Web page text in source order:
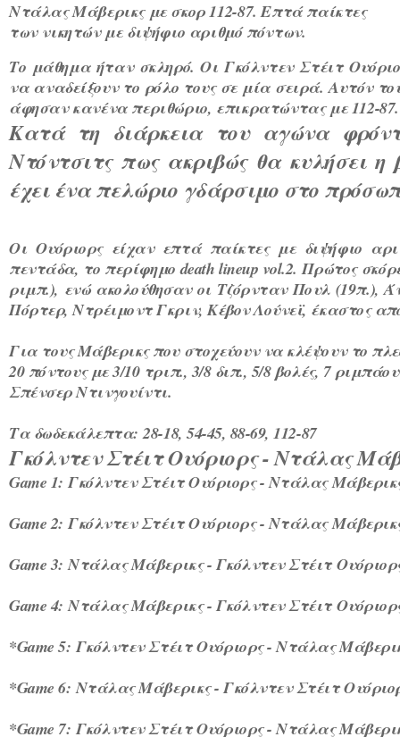
Ντάλας Μάβερικς με σκορ 112-87. Επτά παίκτες
των νικητών με διψήφιο αριθμό πόντων.
Το μάθημα ήταν σκληρό. Οι Γκόλντεν Στέιτ
να αναδείξουν το ρόλο τους σε μία σειρά. Αυτόν
άφησαν κανένα περιθώριο, επικρατώντας με 112-87.
Κατά τη διάρκεια του αγώνα
Ντόντσιτς πως ακριβώς θα κυλήσει
έχει ένα πελώριο γδάρσιμο στο
Οι Ουόριορς είχαν επτά παίκτες με διψήφιο
πεντάδα, το περίφημο death lineup vol.2. Πρώτος
ριμπ.), ενώ ακολούθησαν οι Τζόρνταν Πουλ (19π.),
Πόρτερ, Ντρέιμοντ Γκριν, Κέβον Λούνεϊ, έκαστος
Για τους Μάβερικς που στοχεύουν να κλέψουν το
20 πόντους με 3/10 τριπ., 3/8 διπ., 5/8 βολές, 7
Σπένσερ Ντινγουίντι.
Τα δωδεκάλεπτα: 28-18, 54-45, 88-69, 112-87
Γκόλντεν Στέιτ Ουόριορς - Ντάλας
Game 1: Γκόλντεν Στέιτ Ουόριορς - Ντάλας
Game 2: Γκόλντεν Στέιτ Ουόριορς - Ντάλας
Game 3: Ντάλας Μάβερικς - Γκόλντεν Στέιτ
Game 4: Ντάλας Μάβερικς - Γκόλντεν Στέιτ
*Game 5: Γκόλντεν Στέιτ Ουόριορς - Ντάλας
*Game 6: Ντάλας Μάβερικς - Γκόλντεν Στέιτ
*Game 7: Γκόλντεν Στέιτ Ουόριορς - Ντάλας